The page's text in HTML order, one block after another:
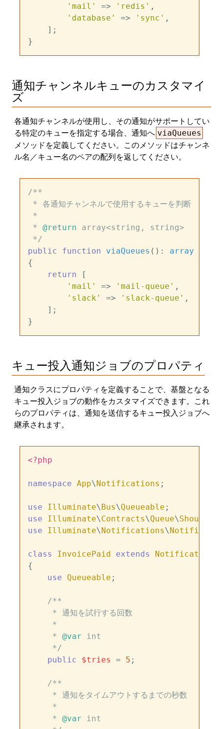
'mail' => 'redis' ,
'database'
=> 'sync' ,
    ];
通知チャンネルキューのカスタマイ
ズ
各通知チャンネルが使用し、その通知がサポートしてい
る特定のキューを指定する場合、通知へ viaQueues
メソッドを定義してください。このメソッドはチャンネ
ル名／キュー名のペアの配列を返してください。
/**
* 各通知チャンネルで使用するキューを判断
*
* @return array<string, string>
*/
public
function viaQueues ( ): array
{
return [
'mail'
=> 'mail-queue' ,
'slack'
=> 'slack-queue' ,
    ];
キュー投入通知ジョブのプロパティ
通知クラスにプロパティを定義することで、基盤となる
キュー投入ジョブの動作をカスタマイズできます。これ
らのプロパティは、通知を送信するキュー投入ジョブへ
継承されます。
<?php
namespace App\Notifications ;
use Illuminate\Bus\Queueable
use
Illuminate\Contracts\Queue\
use
Illuminate\Notifications\
class InvoicePaid extends Notification
{
use
Queueable ;
/**
     * 通知を試行する回数
     *
     *
@var int
     */
public
$tries = 5 ;
/**
     * 通知をタイムアウトするまでの秒数
     *
     *
@var int